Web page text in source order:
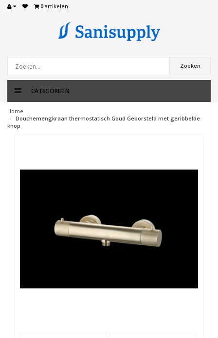
0 artikelen
Zoeken
CATEGORIEËN
Home
Douchemengkraan thermostatisch Goud Geborsteld met geribbelde
knop